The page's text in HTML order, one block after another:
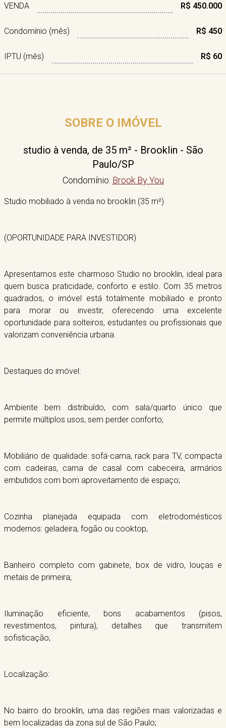
VENDA R$ 450.000
Condomínio (mês) R$ 450
IPTU (mês) R$ 60
SOBRE O IMÓVEL
studio à venda, de 35 m² - Brooklin - São
Paulo/SP
Condomínio: Brook By You
Studio mobiliado à venda no brooklin (35 m²)
(OPORTUNIDADE PARA INVESTIDOR)
Apresentamos este charmoso Studio no brooklin, ideal para
quem busca praticidade, conforto e estilo. Com 35 metros
quadrados, o imóvel está totalmente mobiliado e pronto
para morar ou investir, oferecendo uma excelente
oportunidade para solteiros, estudantes ou profissionais que
valorizam conveniência urbana.
Destaques do imóvel:
Ambiente bem distribuído, com sala/quarto único que
permite múltiplos usos, sem perder conforto;
Mobiliário de qualidade: sofá-cama, rack para TV, compacta
com cadeiras, cama de casal com cabeceira, armários
embutidos com bom aproveitamento de espaço;
Cozinha planejada equipada com eletrodomésticos
modernos: geladeira, fogão ou cooktop,
Banheiro completo com gabinete, box de vidro, louças e
metais de primeira;
Iluminação eficiente, bons acabamentos (pisos,
revestimentos, pintura), detalhes que transmitem
sofisticação;
Localização:
No bairro do brooklin, uma das regiões mais valorizadas e
bem localizadas da zona sul de São Paulo;